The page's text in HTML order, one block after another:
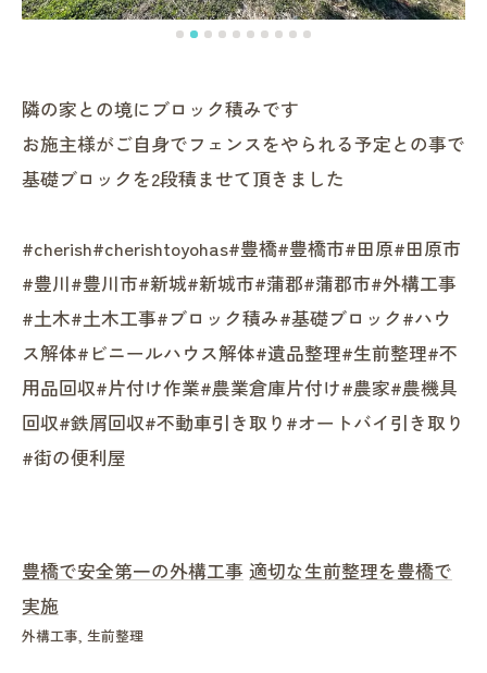
隣の家との境にブロック積みです
お施主様がご自身でフェンスをやられる予定との事で
基礎ブロックを2段積ませて頂きました
#cherish#cherishtoyohas#豊橋#豊橋市#田原#田原市
#豊川#豊川市#新城#新城市#蒲郡#蒲郡市#外構工事
#土木#土木工事#ブロック積み#基礎ブロック#ハウ
ス解体#ビニールハウス解体#遺品整理#生前整理#不
用品回収#片付け作業#農業倉庫片付け#農家#農機具
回収#鉄屑回収#不動車引き取り#オートバイ引き取り
#街の便利屋
豊橋で安全第一の外構工事 適切な生前整理を豊橋で
実施
外構工事 生前整理